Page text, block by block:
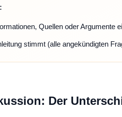
Quellen oder Argumente
stimmt (alle angekündigten
Der